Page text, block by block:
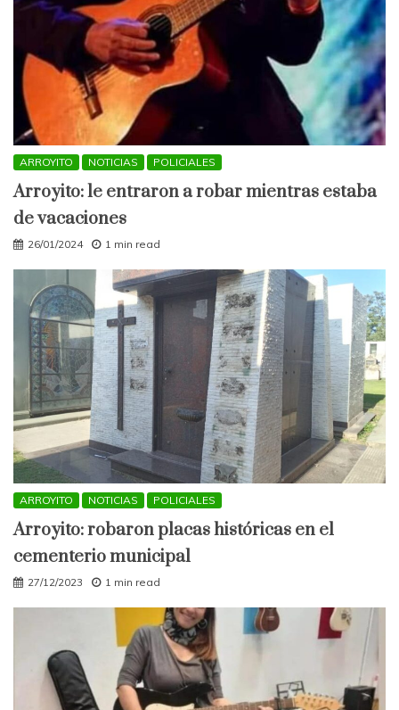
ARROYITO NOTICIAS POLICIALES
Arroyito: le entraron a robar mientras estaba
de vacaciones
26/01/2024 1 min read
ARROYITO NOTICIAS POLICIALES
Arroyito: robaron placas históricas en el
cementerio municipal
27/12/2023 1 min read